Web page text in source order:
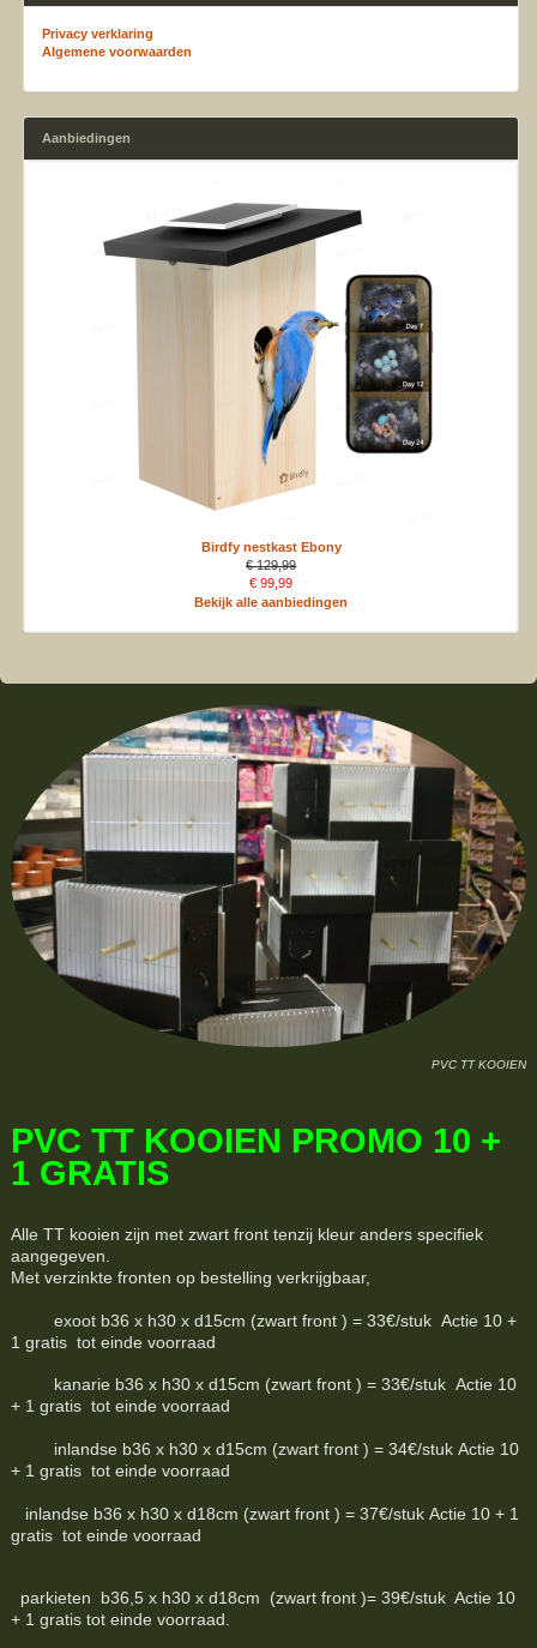
Privacy verklaring
Algemene voorwaarden
Aanbiedingen
Birdfy nestkast Ebony
€ 129,99
€ 99,99
Bekijk alle aanbiedingen
PVC TT KOOIEN
PVC TT KOOIEN PROMO 10 +
1 GRATIS
Alle TT kooien zijn met zwart front tenzij kleur anders specifiek
aangegeven.
Met verzinkte fronten op bestelling verkrijgbaar,
exoot b36 x h30 x d15cm (zwart front ) = 33€/stuk Actie 10 +
1 gratis tot einde voorraad
kanarie b36 x h30 x d15cm (zwart front ) = 33€/stuk Actie 10
+ 1 gratis tot einde voorraad
inlandse b36 x h30 x d15cm (zwart front ) = 34€/stuk Actie 10
+ 1 gratis tot einde voorraad
inlandse b36 x h30 x d18cm (zwart front ) = 37€/stuk Actie 10 + 1
gratis tot einde voorraad
parkieten b36,5 x h30 x d18cm (zwart front )= 39€/stuk Actie 10
+ 1 gratis tot einde voorraad.